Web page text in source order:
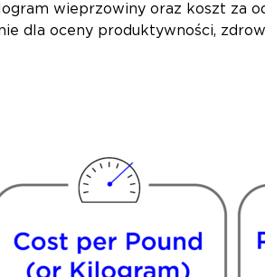
wieprzowiny oraz koszt za
dla oceny produktywności,